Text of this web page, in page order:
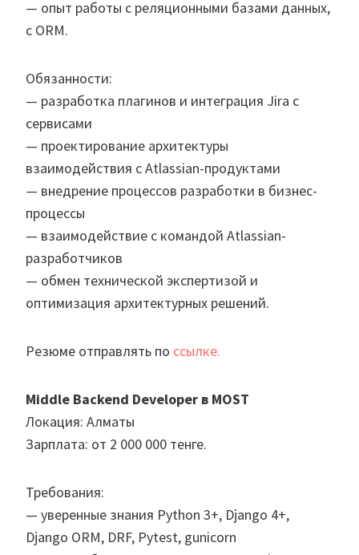
— опыт работы с реляционными базами данных,
с ORM.
Обязанности:
— разработка плагинов и интеграция Jira с
сервисами
— проектирование архитектуры
взаимодействия с Atlassian-продуктами
— внедрение процессов разработки в бизнес-
процессы
— взаимодействие с командой Atlassian-
разработчиков
— обмен технической экспертизой и
оптимизация архитектурных решений.
Резюме отправлять по ссылке.
Middle Backend Developer в MOST
Локация: Алматы
Зарплата: от 2 000 000 тенге.
Требования:
— уверенные знания Python 3+, Django 4+,
Django ORM, DRF, Pytest, gunicorn